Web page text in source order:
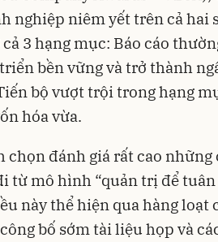
nghiệp niêm yết trên cả hai
3 hạng mục: Báo cáo
bền vững và trở thành
bộ vượt trội trong hạng
hóa vừa.
chọn đánh giá rất cao
từ mô hình “quản trị để
này thể hiện qua hàng loạt
bố sớm tài liệu họp và